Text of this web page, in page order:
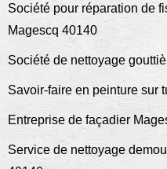
Société pour réparation de
Magescq 40140
Société de nettoyage
Savoir-faire en peinture sur
Entreprise de façadier
Service de nettoyage